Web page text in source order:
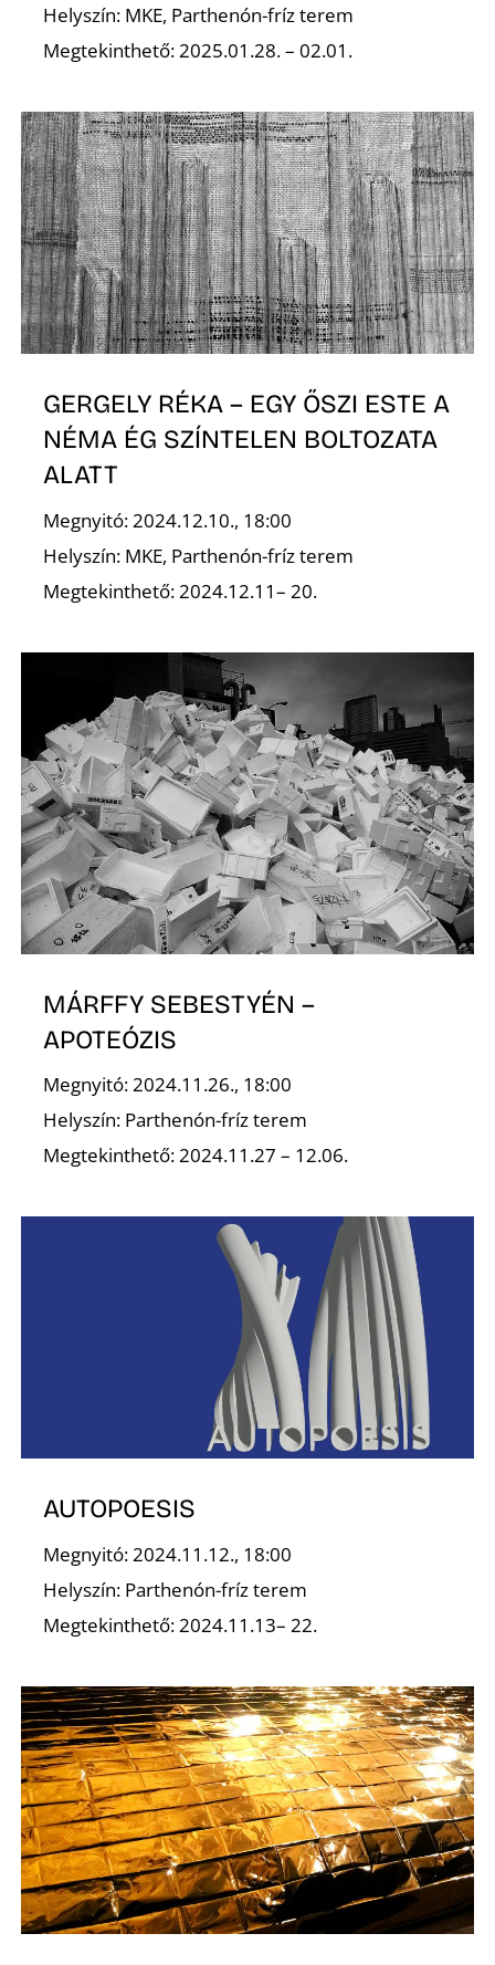
Helyszín: MKE, Parthenón-fríz terem
Megtekinthető: 2025.01.28. – 02.01.
GERGELY RÉKA – EGY ŐSZI ESTE A
NÉMA ÉG SZÍNTELEN BOLTOZATA
ALATT
Megnyitó: 2024.12.10., 18:00
Helyszín: MKE, Parthenón-fríz terem
Megtekinthető: 2024.12.11– 20.
MÁRFFY SEBESTYÉN –
APOTEÓZIS
Megnyitó: 2024.11.26., 18:00
Helyszín: Parthenón-fríz terem
Megtekinthető: 2024.11.27 – 12.06.
AUTOPOESIS
Megnyitó: 2024.11.12., 18:00
Helyszín: Parthenón-fríz terem
Megtekinthető: 2024.11.13– 22.